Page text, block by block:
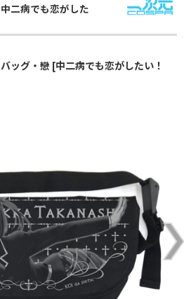
中二病でも恋がした
ッグ・戀 [中二病でも恋がしたい！